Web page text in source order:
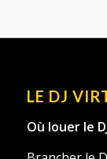
LE DJ
Où louer le